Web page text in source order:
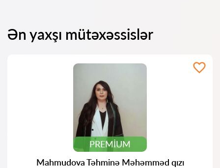
Ən yaxşı mütəxəssislər
PREMIUM
Mahmudova Təhminə Məhəmməd qızı